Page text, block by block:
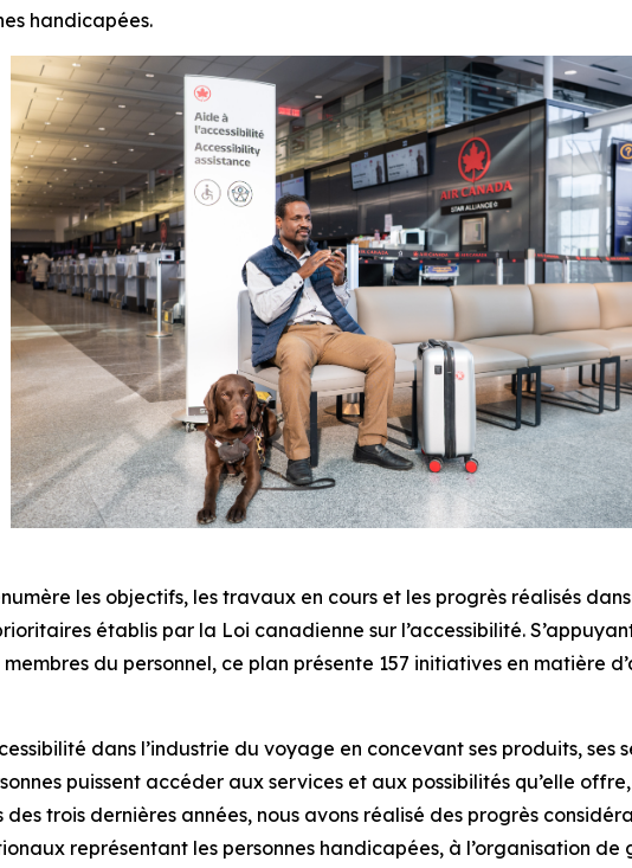
handicapées.
les objectifs, les travaux en cours et les progrès réalisés
établis par la Loi canadienne sur l’accessibilité.
du personnel, ce plan présente 157 initiatives en matière
dans l’industrie du voyage en concevant ses produits, ses
puissent accéder aux services et aux possibilités qu’elle
trois dernières années, nous avons réalisé des progrès
représentant les personnes handicapées, à l’organisation